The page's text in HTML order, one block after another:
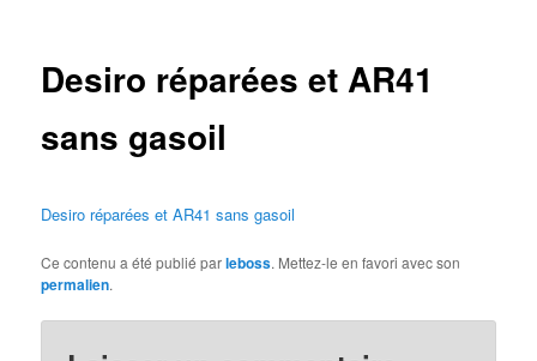
Desiro réparées et AR41
sans gasoil
Desiro réparées et AR41 sans gasoil
Ce contenu a été publié parleboss. Mettez-le en favori avec son
permalien.